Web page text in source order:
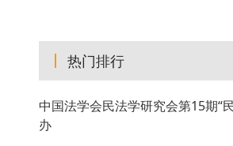
热门排行
中国法学会民法学研究会第15期“
办